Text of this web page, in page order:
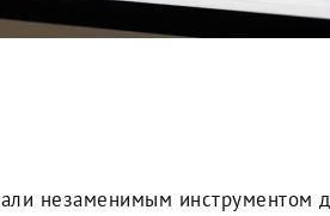
незаменимым инструментом